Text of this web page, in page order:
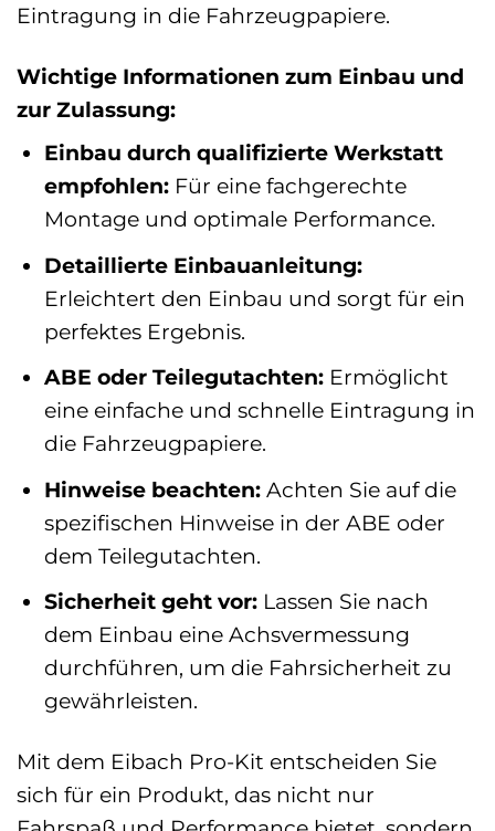
Eintragung in die Fahrzeugpapiere.
Wichtige Informationen zum Einbau und
zur Zulassung:
Einbau durch qualifizierte Werkstatt
empfohlen:Für eine fachgerechte
Montage und optimale Performance.
Detaillierte Einbauanleitung:
Erleichtert den Einbau und sorgt für ein
perfektes Ergebnis.
ABE oder Teilegutachten:Ermöglicht
eine einfache und schnelle Eintragung in
die Fahrzeugpapiere.
Hinweise beachten:Achten Sie auf die
spezifischen Hinweise in der ABE oder
dem Teilegutachten.
Sicherheit geht vor:Lassen Sie nach
dem Einbau eine Achsvermessung
durchführen, um die Fahrsicherheit zu
gewährleisten.
Mit dem Eibach Pro-Kit entscheiden Sie
sich für ein Produkt, das nicht nur